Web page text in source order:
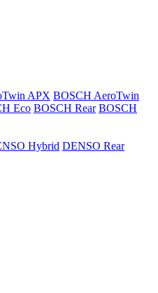
APX BOSCH AeroTwin
Eco BOSCH Rear BOSCH
Hybrid DENSO Rear